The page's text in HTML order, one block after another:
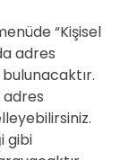
“Kişisel
adres
adres
gibi